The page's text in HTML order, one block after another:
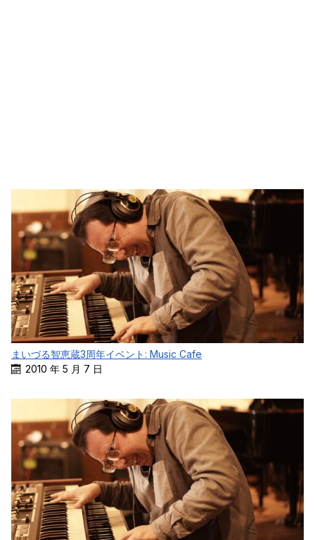
まいづる智恵蔵3周年イベント: Music Cafe
2010 年 5 月 7 日